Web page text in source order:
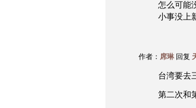
怎么可能
小事没上
作者： 席琳回复
台湾要去
第二次和